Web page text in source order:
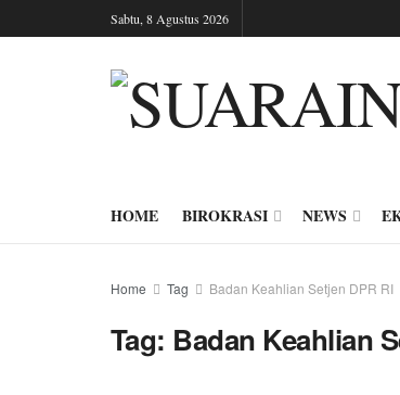
Sabtu, 8 Agustus 2026
HOME BIROKRASI NEWS
Home Tag Badan Keahlian Setjen DPR RI
Tag: Badan Keahlian